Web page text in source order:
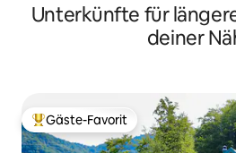
Unterkünfte für
deiner
Beliebter Gäste-Favorit.
Gäste-Favorit